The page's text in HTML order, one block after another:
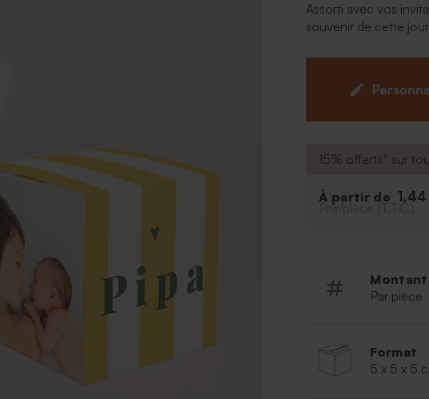
Assorti avec vos
souvenir de cette
À retenir :
Peut contenir
dragées
15% offerts* sur
À partir de
Prix/pièce (T.T.C.)
Montant
Par pièce
Format
5 x 5 x 5